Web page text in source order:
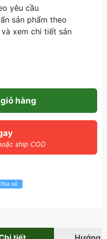
yêu cầu
sản phẩm theo
xem chi tiết sản
hàng
ship COD
sẻ